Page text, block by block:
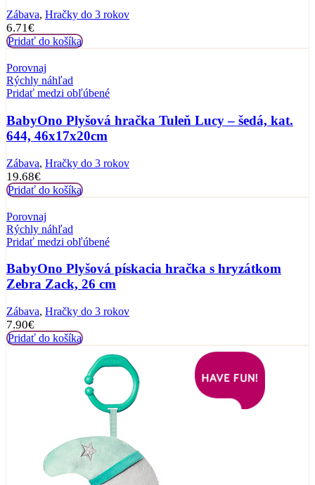
Zábava, Hračky do 3 rokov
6.71€
Pridať do košíka
Porovnaj
Rýchly náhľad
Pridať medzi obľúbené
BabyOno Plyšová hračka Tuleň Lucy – šedá, kat.
644, 46x17x20cm
Zábava, Hračky do 3 rokov
19.68€
Pridať do košíka
Porovnaj
Rýchly náhľad
Pridať medzi obľúbené
BabyOno Plyšová pískacia hračka s hryzátkom
Zebra Zack, 26 cm
Zábava, Hračky do 3 rokov
7.90€
Pridať do košíka